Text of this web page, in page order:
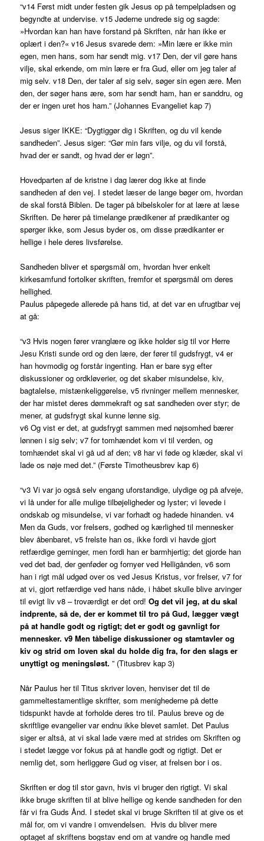
“v14 Først midt under festen gik Jesus op på tempelpladsen og
begyndte at undervise. v15 Jøderne undrede sig og sagde:
»Hvordan kan han have forstand på Skriften, når han ikke er
oplært i den?« v16 Jesus svarede dem: »Min lære er ikke min
egen, men hans, som har sendt mig. v17 Den, der vil gøre hans
vilje, skal erkende, om min lære er fra Gud, eller om jeg taler af
mig selv. v18 Den, der taler af sig selv, søger sin egen ære. Men
den, der søger hans ære, som har sendt ham, han er sanddru, og
der er ingen uret hos ham.” (Johannes Evangeliet kap 7)
Jesus siger IKKE: “Dygtiggør dig i Skriften, og du vil kende
sandheden”. Jesus siger: “Gør min fars vilje, og du vil forstå,
hvad der er sandt, og hvad der er løgn”.
Hovedparten af de kristne i dag lærer dog ikke at finde
sandheden af den vej. I stedet læser de lange bøger om, hvordan
de skal forstå Biblen. De tager på bibelskoler for at lære at læse
Skriften. De hører på timelange prædikener af prædikanter og
spørger ikke, som Jesus byder os, om disse prædikanter er
hellige i hele deres livsførelse.
Sandheden bliver et spørgsmål om, hvordan hver enkelt
kirkesamfund fortolker skriften, fremfor et spørgsmål om deres
hellighed.
Paulus påpegede allerede på hans tid, at det var en ufrugtbar vej
at gå:
“v3 Hvis nogen fører vranglære og ikke holder sig til vor Herre
Jesu Kristi sunde ord og den lære, der fører til gudsfrygt, v4 er
han hovmodig og forstår ingenting. Han er bare syg efter
diskussioner og ordkløverier, og det skaber misundelse, kiv,
bagtalelse, mistænkeliggørelse, v5 rivninger mellem mennesker,
der har mistet deres dømmekraft og sat sandheden over styr; de
mener, at gudsfrygt skal kunne lønne sig.
v6 Og vist er det, at gudsfrygt sammen med nøjsomhed bærer
lønnen i sig selv; v7 for tomhændet kom vi til verden, og
tomhændet skal vi gå ud af den; v8 har vi føde og klæder, skal vi
lade os nøje med det.” (Første Timotheusbrev kap 6)
“v3 Vi var jo også selv engang uforstandige, ulydige og på afveje,
vi lå under for alle mulige tilbøjeligheder og lyster; vi levede i
ondskab og misundelse, vi var forhadt og hadede hinanden. v4
Men da Guds, vor frelsers, godhed og kærlighed til mennesker
blev åbenbaret, v5 frelste han os, ikke fordi vi havde gjort
retfærdige gerninger, men fordi han er barmhjertig; det gjorde han
ved det bad, der genføder og fornyer ved Helligånden, v6 som
han i rigt mål udgød over os ved Jesus Kristus, vor frelser, v7 for
at vi, gjort retfærdige ved hans nåde, i håbet skulle blive arvinger
til evigt liv v8 – troværdigt er det ord!Og det vil jeg, at du skal
indprente, så de, der er kommet til tro på Gud, lægger vægt
på at handle godt og rigtigt; det er godt og gavnligt for
mennesker. v9 Men tåbelige diskussioner og stamtavler og
kiv og strid om loven skal du holde dig fra, for den slags er
unyttigt og meningsløst. ” (Titusbrev kap 3)
Når Paulus her til Titus skriver loven, henviser det til de
gammeltestamentlige skrifter, som menighederne på dette
tidspunkt havde at forholde deres tro til. Paulus breve og de
skriftlige evangelier var endnu ikke blevet samlet. Det Paulus
siger er altså, at vi skal lade være med at strides om Skriften og
i stedet lægge vor fokus på at handle godt og rigtigt. Det er
nemlig det, som herliggøre Gud og viser, at frelsen bor i os.
Skriften er dog til stor gavn, hvis vi bruger den rigtigt. Vi skal
ikke bruge skriften til at blive hellige og kende sandheden for den
får vi fra Guds Ånd. I stedet skal vi bruge Skriften til at give os et
mål for, om vi vandre i omvendelsen. Hvis du bliver mere
optaget af skriftens bogstav end om at vandre og handle med